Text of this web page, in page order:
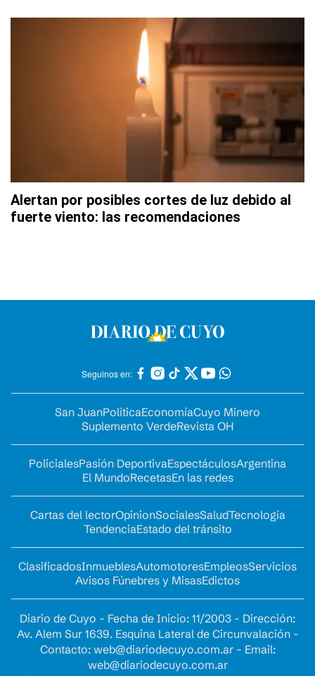
Alertan por posibles cortes de luz debido al
fuerte viento: las recomendaciones
Seguinos en:
San JuanPolíticaEconomíaCuyo Minero
Suplemento VerdeRevista OH
PolicialesPasión DeportivaEspectáculosArgentina
El MundoRecetasEn las redes
Cartas del lectorOpinionSocialesSaludTecnología
TendenciaEstado del tránsito
ClasificadosInmueblesAutomotoresEmpleosServicios
Avisos Fúnebres y MisasEdictos
Diario de Cuyo - Fecha de Inicio: 11/2003 - Dirección:
Av. Alem Sur 1639. Esquina Lateral de Circunvalación -
Contacto: web@diariodecuyo.com.ar- Email:
web@diariodecuyo.com.ar